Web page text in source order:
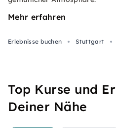
Mehr erfahren
Erlebnisse buchen Stuttgart
Top Kurse und
Deiner Nähe